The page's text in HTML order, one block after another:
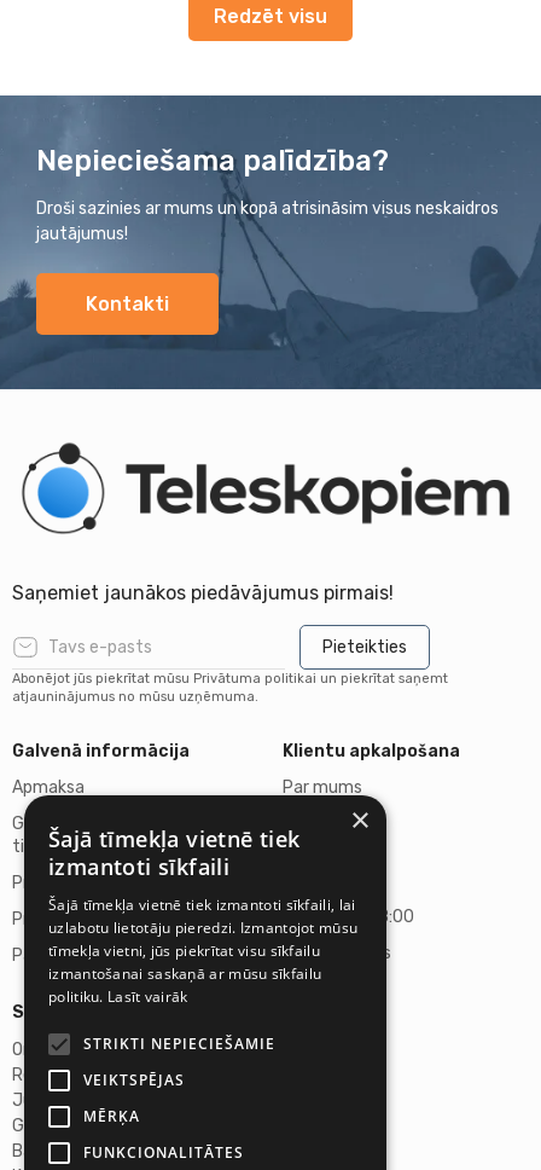
Redzēt visu
Nepieciešama palīdzība?
Droši sazinies ar mums un kopā atrisināsim visus neskaidros
jautājumus!
Kontakti
Saņemiet jaunākos piedāvājumus pirmais!
Pieteikties
Abonējot jūs piekrītat mūsu Privātuma politikai un piekrītat saņemt
atjauninājumus no mūsu uzņēmuma.
Galvenā informācija
Apmaksa
Garantija un Atteikuma
tiesības
Preču piegāde
Privātuma politika
Par Mums
Klientu apkalpošana
Par mums
P.-P. 10:00-18:00
S., Sv. - slēgts
Sīkāka informācija
Omicron SIA
Reg. Nr.40103272028
Juridiskā adrese
Ganību dambis 2A, Rīga, LV-1045, Latvija
Banka A/S Swedbank
×
Šajā tīmekļa vietnē tiek
izmantoti sīkfaili
Šajā tīmekļa vietnē tiek izmantoti sīkfaili, lai
uzlabotu lietotāju pieredzi. Izmantojot mūsu
tīmekļa vietni, jūs piekrītat visu sīkfailu
izmantošanai saskaņā ar mūsu sīkfailu
politiku. Lasīt vairāk
STRIKTI NEPIECIEŠAMIE
VEIKTSPĒJAS
MĒRĶA
FUNKCIONALITĀTES